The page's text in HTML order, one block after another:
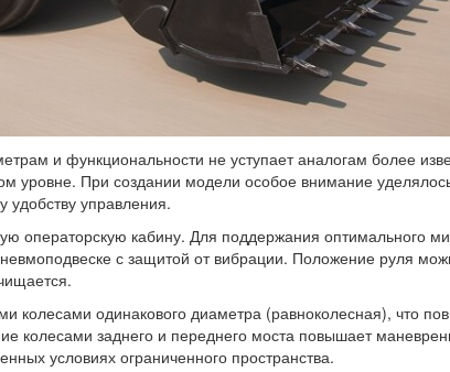
и функциональности не уступает аналогам более
уровне. При создании модели особое внимание
удобству управления.
операторскую кабину. Для поддержания оптимального
с защитой от вибрации. Положение руля
колесами одинакового диаметра (равноколесная), что
колесами заднего и переднего моста повышает
условиях ограниченного пространства.